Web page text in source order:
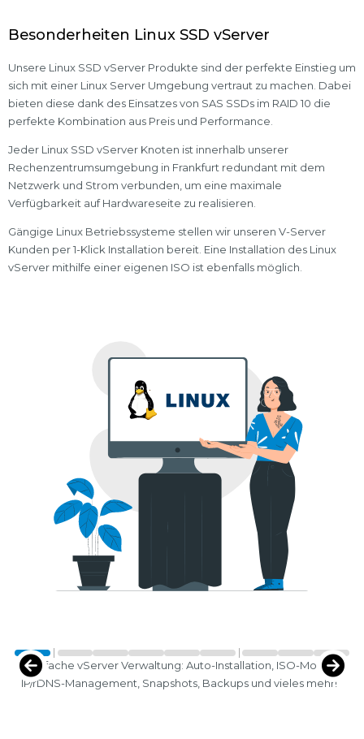
Besonderheiten Linux SSD vServer
Unsere Linux SSD vServer Produkte sind der perfekte Einstieg um
sich mit einer Linux Server Umgebung vertraut zu machen. Dabei
bieten diese dank des Einsatzes von SAS SSDs im RAID 10 die
perfekte Kombination aus Preis und Performance.
Jeder Linux SSD vServer Knoten ist innerhalb unserer
Rechenzentrumsumgebung in Frankfurt redundant mit dem
Netzwerk und Strom verbunden, um eine maximale
Verfügbarkeit auf Hardwareseite zu realisieren.
Gängige Linux Betriebssysteme stellen wir unseren V-Server
Kunden per 1-Klick Installation bereit. Eine Installation des Linux
vServer mithilfe einer eigenen ISO ist ebenfalls möglich.
Einfache vServer Verwaltung: Auto-Installation, ISO-Mounts,
IP/rDNS-Management, Snapshots, Backups und vieles mehr!